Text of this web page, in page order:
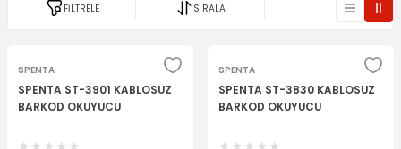
FİLTRELE SIRALA
SPENTA
SPENTA ST-3901 KABLOSUZ
BARKOD OKUYUCU
SPENTA
SPENTA ST-3830 KABLOSUZ
BARKOD OKUYUCU